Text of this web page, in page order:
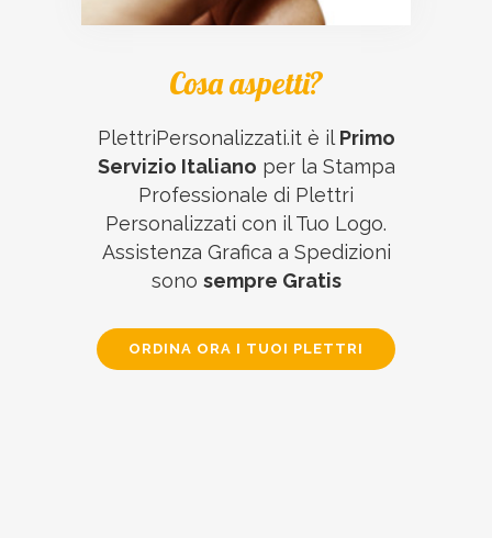
Cosa aspetti?
PlettriPersonalizzati.it è il Primo
Servizio Italiano per la Stampa
Professionale di Plettri
Personalizzati con il Tuo Logo.
Assistenza Grafica a Spedizioni
sono sempre Gratis
ORDINA ORA I TUOI PLETTRI